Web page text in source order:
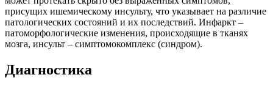
присущих ишемическому инсульту, что указывает на различие
патологических состояний и их последствий. Инфаркт –
патоморфологические изменения, происходящие в тканях
мозга, инсульт – симптомокомплекс (синдром).
Диагностика